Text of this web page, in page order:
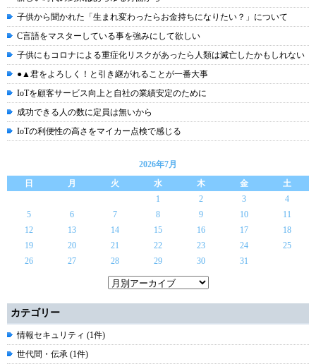
子供から聞かれた「生まれ変わったらお金持ちになりたい？」について
C言語をマスターしている事を強みにして欲しい
子供にもコロナによる重症化リスクがあったら人類は滅亡したかもしれない
●▲君をよろしく！と引き継がれることが一番大事
IoTを顧客サービス向上と自社の業績安定のために
成功できる人の数に定員は無いから
IoTの利便性の高さをマイカー点検で感じる
2026年7月
日
月 火 水 木 金
土
1
2 3
4
5
6 7 8 9 10
11
12
13 14 15 16 17
18
19
20 21 22 23 24
25
26
27 28 29 30 31
カテゴリー
情報セキュリティ (1件)
世代間・伝承 (1件)